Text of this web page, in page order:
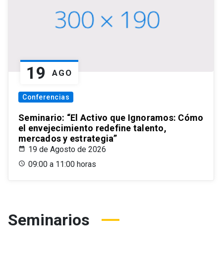
19 AGO
Conferencias
Seminario: “El Activo que Ignoramos: Cómo
el envejecimiento redefine talento,
mercados y estrategia”
19 de Agosto de 2026
09:00 a 11:00 horas
Seminarios